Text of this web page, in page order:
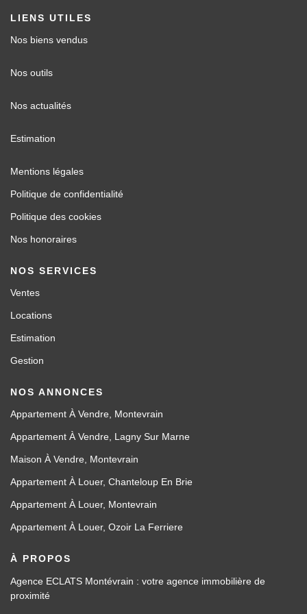
LIENS UTILES
Nos biens vendus
Nos outils
Nos actualités
Estimation
Mentions légales
Politique de confidentialité
Politique des cookies
Nos honoraires
NOS SERVICES
Ventes
Locations
Estimation
Gestion
NOS ANNONCES
Appartement À Vendre, Montevrain
Appartement À Vendre, Lagny Sur Marne
Maison À Vendre, Montevrain
Appartement À Louer, Chanteloup En Brie
Appartement À Louer, Montevrain
Appartement À Louer, Ozoir La Ferriere
À PROPOS
Agence ECLATS Montévrain : votre agence immobilière de
proximité